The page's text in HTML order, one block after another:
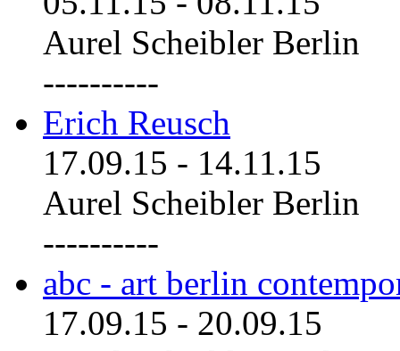
Aurel Scheibler Berlin
----------
Erich Reusch
17.09.15 - 14.11.15
Aurel Scheibler Berlin
----------
abc - art berlin
17.09.15 - 20.09.15